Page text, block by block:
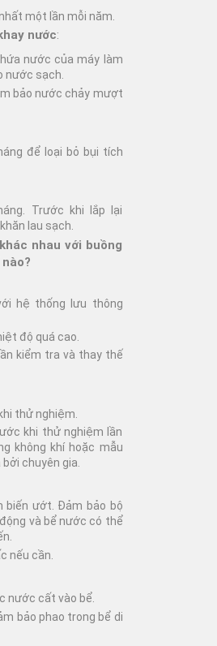
một lần mỗi năm.
nước:
nước của máy làm
nước sạch.
bảo nước chảy mượt
để loại bỏ bụi tích
Trước khi lắp lại
lau sạch.
nhau với buồng
hệ thống lưu thông
độ quá cao.
kiểm tra và thay thế
thử nghiệm.
khi thử nghiệm lần
không khí hoặc mẫu
chuyên gia.
biến ướt. Đảm bảo bộ
và bể nước có thể
nếu cần.
nước cất vào bể.
bảo phao trong bể di